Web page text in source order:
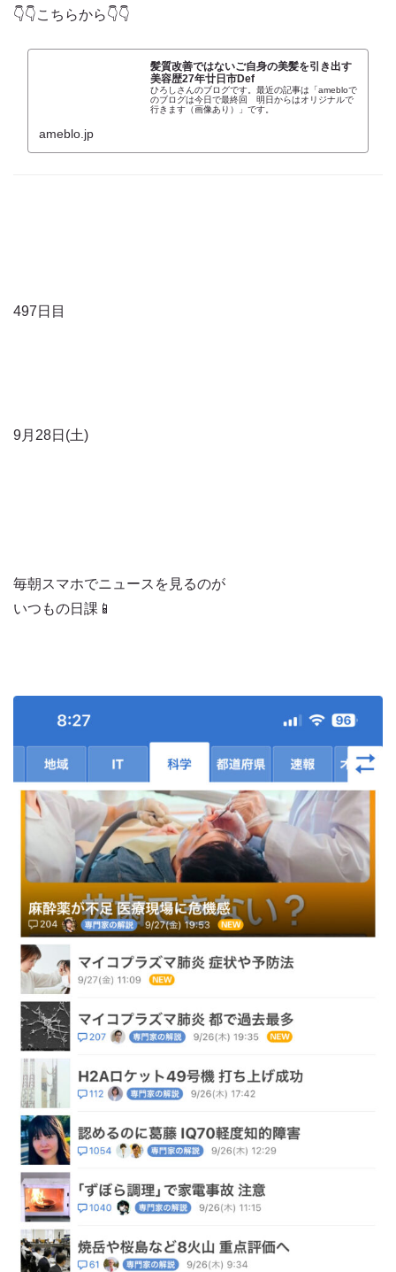
👇👇こちらから👇👇
髪質改善ではないご自身の美髪を引き出す
美容歴27年廿日市Def
ひろしさんのブログです。最近の記事は「amebloで
のブログは今日で最終回 明日からはオリジナルで
行きます（画像あり）」です。
ameblo.jp
497日目
9月28日(土)
毎朝スマホでニュースを見るのが
いつもの日課📱